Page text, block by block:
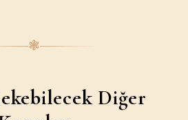
❃
Diğer